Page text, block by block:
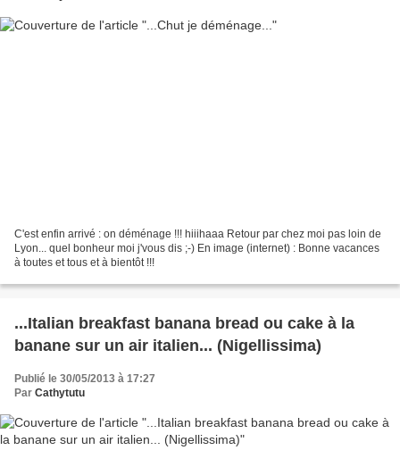
C'est enfin arrivé : on déménage !!! hiiihaaa Retour par chez moi pas loin de
Lyon... quel bonheur moi j'vous dis ;-) En image (internet) : Bonne vacances
à toutes et tous et à bientôt !!!
...Italian breakfast banana bread ou cake à la
banane sur un air italien... (Nigellissima)
Publié le 30/05/2013 à 17:27
Par Cathytutu